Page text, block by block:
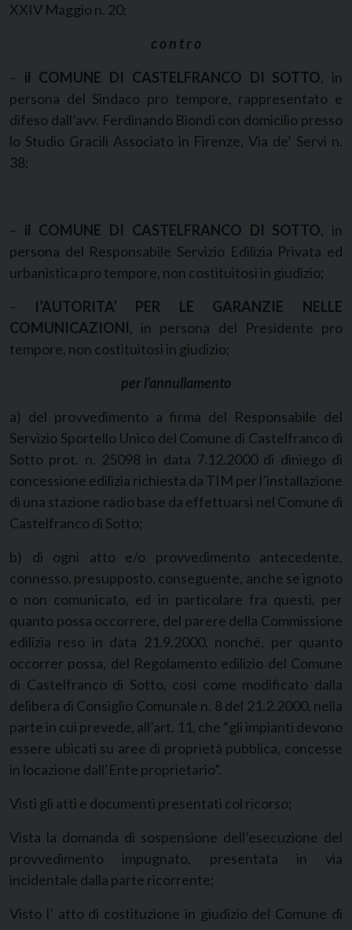
XXIV Maggio n. 20;
c o n t r o
– il COMUNE DI CASTELFRANCO DI SOTTO, in
persona del Sindaco pro tempore, rappresentato e
difeso dall’avv. Ferdinando Biondi con domicilio presso
lo Studio Gracili Associato in Firenze, Via de’ Servi n.
38;
– il COMUNE DI CASTELFRANCO DI SOTTO, in
persona del Responsabile Servizio Edilizia Privata ed
urbanistica pro tempore, non costituitosi in giudizio;
– l’AUTORITA’ PER LE GARANZIE NELLE
COMUNICAZIONI, in persona del Presidente pro
tempore, non costituitosi in giudizio;
per l’annullamento
a) del provvedimento a firma del Responsabile del
Servizio Sportello Unico del Comune di Castelfranco di
Sotto prot. n. 25098 in data 7.12.2000 di diniego di
concessione edilizia richiesta da TIM per l’installazione
di una stazione radio base da effettuarsi nel Comune di
Castelfranco di Sotto;
b) di ogni atto e/o provvedimento antecedente,
connesso, presupposto, conseguente, anche se ignoto
o non comunicato, ed in particolare fra questi, per
quanto possa occorrere, del parere della Commissione
edilizia reso in data 21.9.2000, nonché, per quanto
occorrer possa, del Regolamento edilizio del Comune
di Castelfranco di Sotto, così come modificato dalla
delibera di Consiglio Comunale n. 8 del 21.2.2000, nella
parte in cui prevede, all’art. 11, che “gli impianti devono
essere ubicati su aree di proprietà pubblica, concesse
in locazione dall’Ente proprietario”.
Visti gli atti e documenti presentati col ricorso;
Vista la domanda di sospensione dell’esecuzione del
provvedimento impugnato, presentata in via
incidentale dalla parte ricorrente;
Visto l’ atto di costituzione in giudizio del Comune di